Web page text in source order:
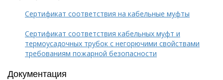
Сертификат соответствия на кабельные муфты
Сертификат соответствия кабельных муфт и
термоусадочных трубок с негорючими свойствами
требованиям пожарной безопасности
Документация